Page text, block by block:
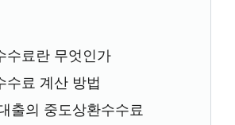
수료란 무엇인가
수료 계산 방법
출의 중도상환수수료